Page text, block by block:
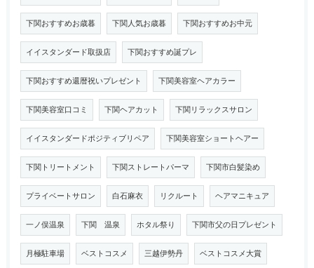
下関おすすめお歳暮 下関人気お歳暮 下関おすすめお中元
イイスタンダード取扱店 下関おすすめ誕プレ
下関おすすめ還暦祝いプレゼント 下関美容室ヘアカラー
下関美容室口コミ 下関ヘアカット 下関リラックスサロン
イイスタンダードポジティブリペア 下関美容室ショートヘアー
下関トリートメント 下関ストレートパーマ 下関市白髪染め
プライベートサロン 白石麻衣 リクルート ヘアマニキュア
一ノ俣温泉 下関 温泉 ホタル祭り 下関市父の日プレゼント
月極駐車場 ベストコスメ 三越伊勢丹 ベストコスメ大賞